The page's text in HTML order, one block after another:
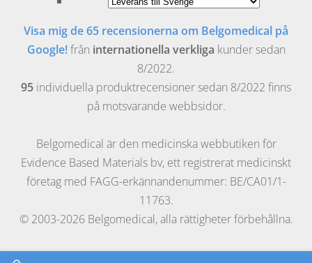
Visa mig de 65 recensionerna om Belgomedical på
Google!från internationella verkliga kunder sedan
8/2022.
95 individuella produktrecensioner sedan 8/2022 finns
på motsvarande webbsidor.
Belgomedical är den medicinska webbutiken för
Evidence Based Materials bv, ett registrerat medicinskt
företag med FAGG-erkännandenummer: BE/CA01/1-
11763.
© 2003-2026 Belgomedical, alla rättigheter förbehållna.